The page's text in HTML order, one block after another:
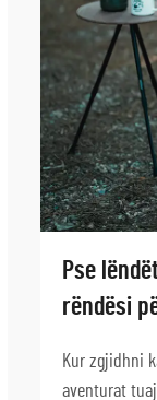
Pse
rëndësi
Kur zgjidhni
aventurat